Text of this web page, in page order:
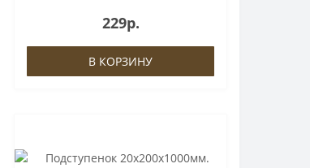
существенно сократить затраты,
заменив данный элемент на более
дешевый ана..
229р.
В КОРЗИНУ